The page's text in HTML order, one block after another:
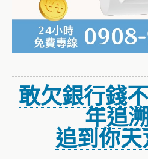
敢欠銀行錢
年追
追到你